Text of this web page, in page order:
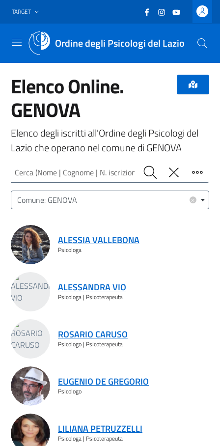
Vai al header
Vai al contenuto principale
Vai al footer
TARGET Facebook
(nuova scheda -
Instagram
(nuova scheda
YouTube
(nuova
Ordine degli Psicologi del Lazio
Menu
Elenco Online.
GENOVA
Elenco degli iscritti all'Ordine degli Psicologi del
Lazio che operano nel comune di GENOVA
Cerca (Nome | Cognome | N. iscrizione)
Cerca PulisciFiltro
Luogo (CAP | Comune | Provincia)
×
Comune: GENOVA
Risultati ricerca
ALESSIA VALLEBONA
Psicologa
ALESSANDRA VIO
Psicologa | Psicoterapeuta
ROSARIO CARUSO
Psicologo | Psicoterapeuta
EUGENIO DE GREGORIO
Psicologo
LILIANA PETRUZZELLI
Psicologa | Psicoterapeuta